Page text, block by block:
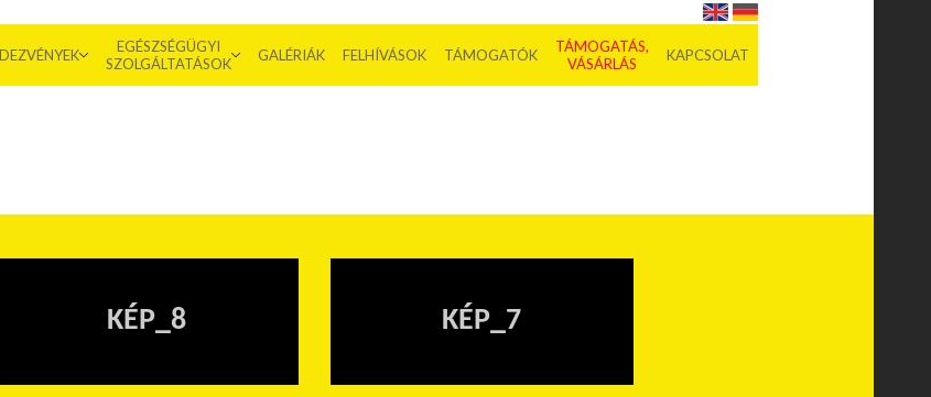
EGÉSZSÉGÜGYI
SZOLGÁLTATÁSOK
GALÉRIÁK FELHÍVÁSOK TÁMOGATÓK
TÁMOGATÁS,
VÁSÁRLÁS
KAPCSOLAT
KÉP_8 KÉP_7